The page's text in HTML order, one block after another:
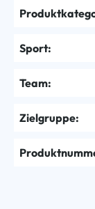
Sport:
Team:
Zielgruppe: